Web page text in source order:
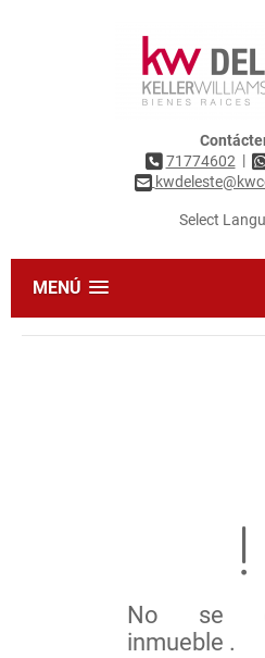
71774602 |
Select
MENÚ
No se
inmueble .